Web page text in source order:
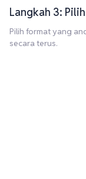
Langkah 3:
Pilih format yang
secara terus.